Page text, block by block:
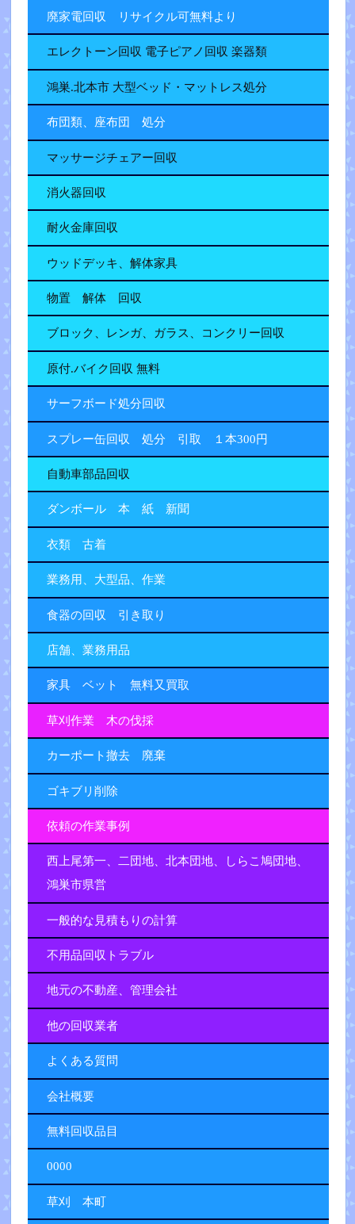
廃家電回収 リサイクル可無料より
エレクトーン回収 電子ピアノ回収 楽器類
鴻巣.北本市 大型ベッド・マットレス処分
布団類、座布団 処分
マッサージチェアー回収
消火器回収
耐火金庫回収
ウッドデッキ、解体家具
物置 解体 回収
ブロック、レンガ、ガラス、コンクリー回収
原付.バイク回収 無料
サーフボード処分回収
スプレー缶回収 処分 引取 １本300円
自動車部品回収
ダンボール 本 紙 新聞
衣類 古着
業務用、大型品、作業
食器の回収 引き取り
店舗、業務用品
家具 ベット 無料又買取
草刈作業 木の伐採
カーポート撤去 廃棄
ゴキブリ削除
依頼の作業事例
西上尾第一、二団地、北本団地、しらこ鳩団地、
鴻巣市県営
一般的な見積もりの計算
不用品回収トラブル
地元の不動産、管理会社
他の回収業者
よくある質問
会社概要
無料回収品目
0000
草刈 本町